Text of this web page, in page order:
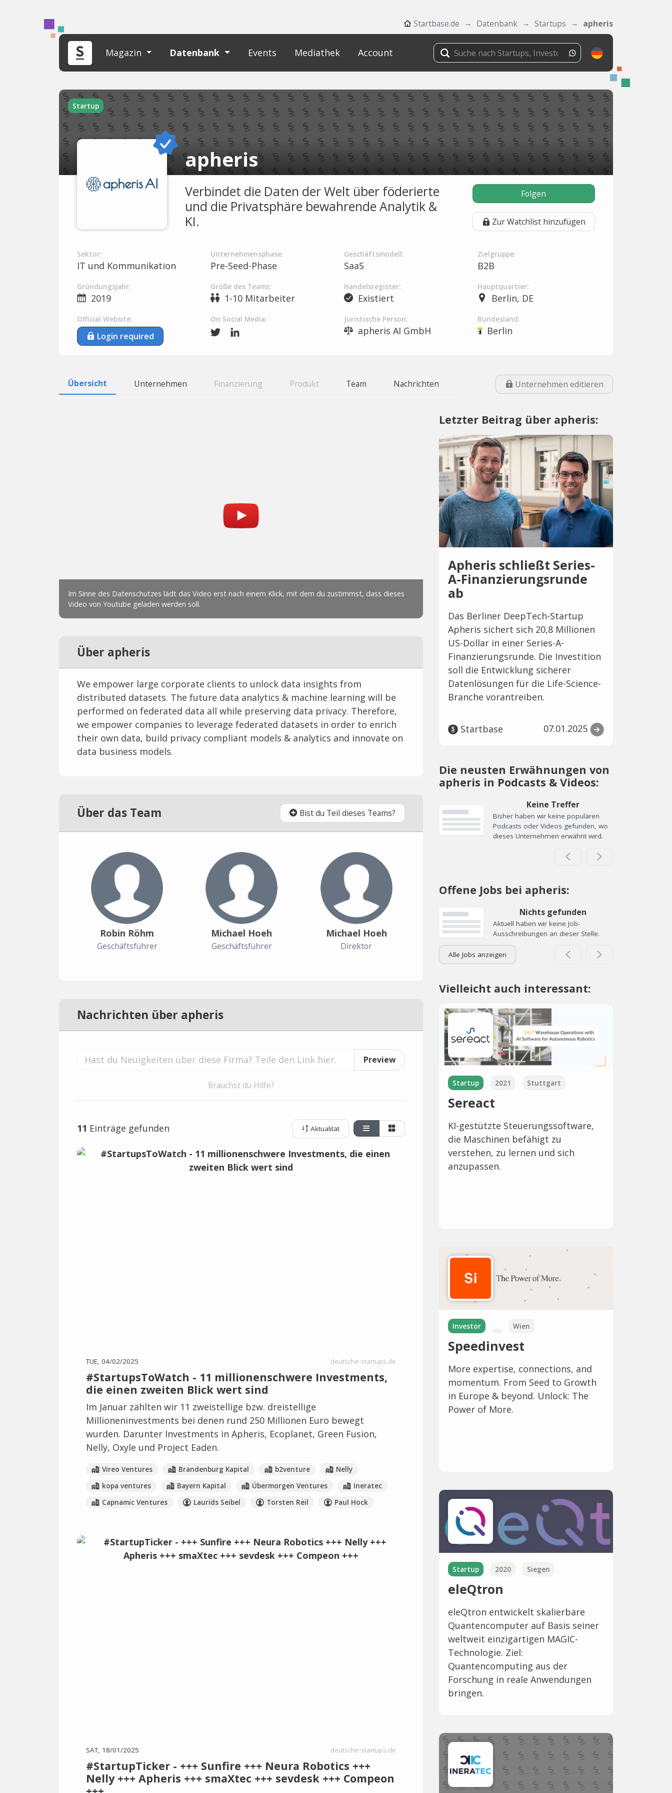
Startbase.de Datenbank Startups apheris
Magazin Datenbank Events Mediathek Account
Startup
apheris
Verbindet die Daten der Welt über föderierte
und die Privatsphäre bewahrende Analytik &
KI.
Folgen
Zur Watchlist hinzufügen
Sektor:
IT und Kommunikation
Unternehmensphase:
Pre-Seed-Phase
Geschäftsmodell:
SaaS
Zielgruppe:
B2B
Gründungsjahr:
2019
Größe des Teams:
1-10 Mitarbeiter
Handelsregister:
Existiert
Hauptquartier:
Berlin, DE
Official Website:
Login required
On Social Media: Juristische Person:
apheris AI GmbH
Bundesland:
Berlin
Übersicht Unternehmen Finanzierung Produkt Team Nachrichten Unternehmen editieren
Über apheris
We empower large corporate clients to unlock data insights from
distributed datasets. The future data analytics & machine learning will be
performed on federated data all while preserving data privacy. Therefore,
we empower companies to leverage federated datasets in order to enrich
their own data, build privacy compliant models & analytics and innovate on
data business models.
Über das Team Bist du Teil dieses Teams?
Robin Röhm
Geschäftsführer
Michael Hoeh
Geschäftsführer
Michael Hoeh
Direktor
Nachrichten über apheris
Preview
Brauchst du Hilfe?
11 Einträge gefunden Aktualität
TUE, 04/02/2025 deutsche-startups.de
#StartupsToWatch - 11 millionenschwere Investments,
die einen zweiten Blick wert sind
Im Januar zählten wir 11 zweistellige bzw. dreistellige
Millioneninvestments bei denen rund 250 Millionen Euro bewegt
wurden. Darunter Investments in Apheris, Ecoplanet, Green Fusion,
Nelly, Oxyle und Project Eaden.
Vireo Ventures Brandenburg Kapital b2venture
Nelly
kopa ventures
Bayern Kapital Übermorgen Ventures
Ineratec
Capnamic Ventures
Laurids Seibel Torsten Reil Paul Hock
SAT, 18/01/2025 deutsche-startups.de
#StartupTicker - +++ Sunfire +++ Neura Robotics +++
Nelly +++ Apheris +++ smaXtec +++ sevdesk +++ Compeon
Letzter Beitrag über apheris:
Apheris schließt Series-
A-Finanzierungsrunde
ab
Das Berliner DeepTech-Startup
Apheris sichert sich 20,8 Millionen
US-Dollar in einer Series-A-
Finanzierungsrunde. Die Investition
soll die Entwicklung sicherer
Datenlösungen für die Life-Science-
Branche vorantreiben.
Startbase 07.01.2025
Die neusten Erwähnungen von
apheris in Podcasts & Videos:
Keine Treffer
Bisher haben wir keine populären
Podcasts oder Videos gefunden, wo
dieses Unternehmen erwähnt wird.
Offene Jobs bei apheris:
Nichts gefunden
Aktuell haben wir keine Job-
Ausschreibungen an dieser Stelle.
Alle Jobs anzeigen
Vielleicht auch interessant:
Startup 2021 Stuttgart
Sereact
KI-gestützte Steuerungssoftware,
die Maschinen befähigt zu
verstehen, zu lernen und sich
anzupassen.
Investor Wien
Speedinvest
More expertise, connections, and
momentum. From Seed to Growth
in Europe & beyond. Unlock: The
Power of More.
Startup 2020 Siegen
eleQtron
eleQtron entwickelt skalierbare
Quantencomputer auf Basis seiner
weltweit einzigartigen MAGIC-
Technologie. Ziel:
Quantencomputing aus der
Forschung in reale Anwendungen
bringen.